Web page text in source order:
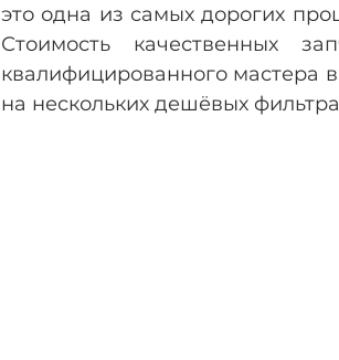
это одна из самых дорогих
Стоимость качественных
квалифицированного мастера
на нескольких дешёвых